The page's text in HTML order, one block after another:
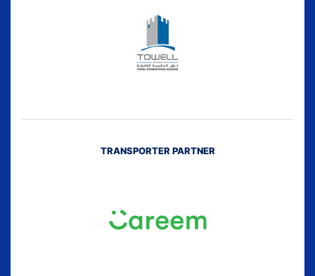
TRANSPORTER PARTNER